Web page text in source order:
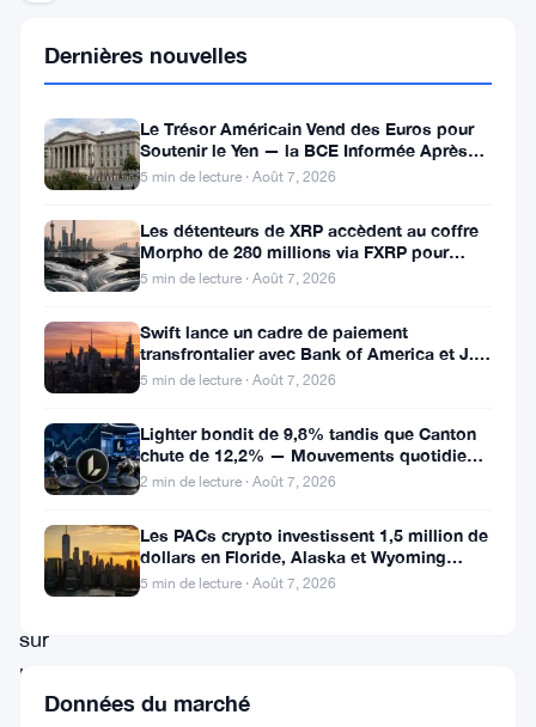
principale
autorité
bancaire
italienne
souligné
nécessité
d’établir
cadre
réglementaire
solide
fondé
sur
le
risque
Dernières nouvelles
Le Trésor Américain Vend des Euros pour
Soutenir le Yen — la BCE Informée Après
Coup
5 min de lecture · Août 7, 2026
Les détenteurs de XRP accèdent au coffre
Morpho de 280 millions via FXRP pour
emprunter des RLUSD
5 min de lecture · Août 7, 2026
Swift lance un cadre de paiement
transfrontalier avec Bank of America et J.P.
Morgan dans 25 pays
5 min de lecture · Août 7, 2026
Lighter bondit de 9,8% tandis que Canton
chute de 12,2% — Mouvements quotidiens
du 7 août
2 min de lecture · Août 7, 2026
Les PACs crypto investissent 1,5 million de
dollars en Floride, Alaska et Wyoming
après un revers au Michigan
5 min de lecture · Août 7, 2026
Données du marché